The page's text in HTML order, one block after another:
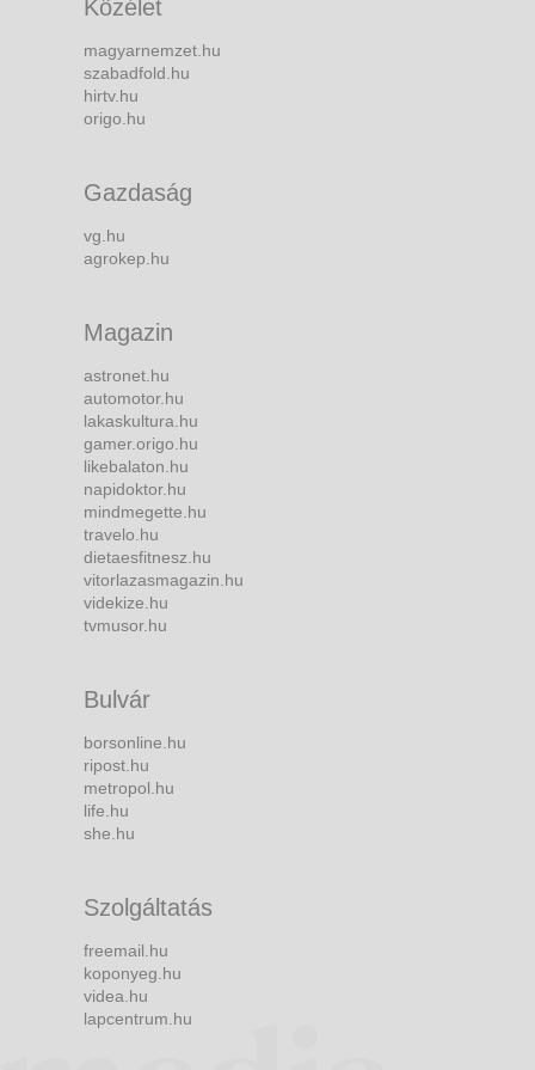
Közélet
magyarnemzet.hu
szabadfold.hu
hirtv.hu
origo.hu
Gazdaság
vg.hu
agrokep.hu
Magazin
astronet.hu
automotor.hu
lakaskultura.hu
gamer.origo.hu
likebalaton.hu
napidoktor.hu
mindmegette.hu
travelo.hu
dietaesfitnesz.hu
vitorlazasmagazin.hu
videkize.hu
tvmusor.hu
Bulvár
borsonline.hu
ripost.hu
metropol.hu
life.hu
she.hu
Szolgáltatás
freemail.hu
koponyeg.hu
videa.hu
lapcentrum.hu